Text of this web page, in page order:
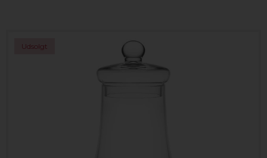
Udsolgt